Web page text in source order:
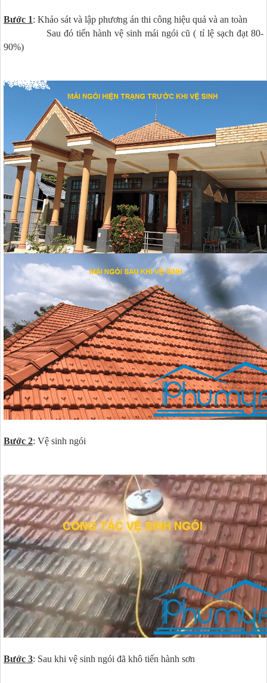
Bước 1: Khảo sát và lập phương án thi công hiệu quả và an toàn
Sau đó tiến hành vệ sinh mái ngói cũ ( tỉ lệ sạch đạt 80-
90%)
Bước 2: Vệ sinh ngói
Bước 3: Sau khi vệ sinh ngói đã khô tiến hành sơn